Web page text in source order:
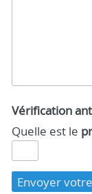
Vérification
Quelle est le